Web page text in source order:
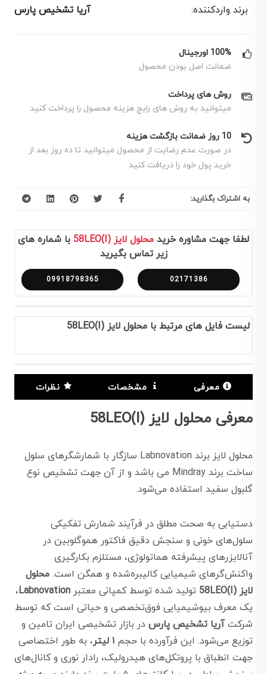
برند واردکننده:
آریا تشخیص پارس
100% اورجینال
ضمانت اصل بودن محصول
روش های پرداخت
میتوانید به روش های رایج هزینه محصول را پرداخت کنید
10 روز ضمانت بازگشت هزینه
در صورت عدم رضایت از محصول میتوانید تا ده روز بعد از
خرید پول خود را دریافت کنید
به اشتراک بگذارید:
لطفا جهت مشاوره خرید محلول لایز (58LEO(I
با شماره های
زیر تماس بگیرید
02171386
09918798365
لیست فایل های مرتبط با محلول لایز (58LEO(I
معرفی مشخصات نظرات
معرفی محلول لایز (58LEO(I
محلول لایز برند Labnovation سازگار با شمارشگرهای سلول
ساخت برند Mindray می باشد و از آن جهت تشخیص نوع
گلبول سفید استفاده می‌شود.
دستیابی به صحت مطلق در فرآیند شمارش تفکیکی
سلول‌های خونی و سنجش دقیق فاکتور هموگلوبین در
آنالایزرهای پیشرفته هماتولوژی، مستلزم بکارگیری
واکنش‌گرهای شیمیایی کالیبره‌شده و همگن است. محلول
لایز (58LEO(I
تولید شده توسط کمپانی معتبر Labnovation،
یک معرف بیوشیمیایی فوق‌تخصصی و حیاتی است که توسط
شرکتآریا تشخیص پارس در بازار تشخیصی ایران تامین و
توزیع می‌شود. این فرآورده با حجم ۱ لیتر
، به طور اختصاصی
جهت انطباق با پروتکل‌های هیدرولیک، رادار نوری و کانال‌های